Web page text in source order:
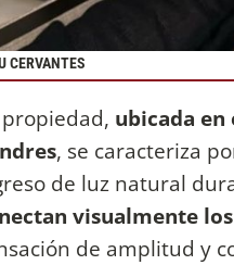
CERVANTES
ubicada en
, se caracteriza
de luz natural
visualmente
de amplitud y